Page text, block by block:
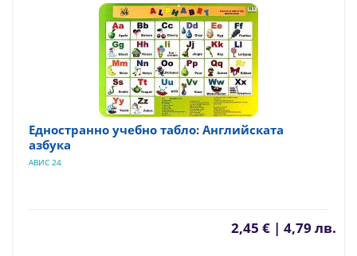
Едностранно учебно табло: Английската
азбука
АВИС 24
2,45 € | 4,79 лв.